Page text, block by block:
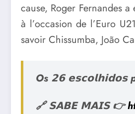
cause, Roger Fernandes
à l’occasion de l’Euro
savoir Chissumba, João
Os 𝟮𝟲 𝗲𝘀𝗰𝗼𝗹𝗵𝗶𝗱𝗼𝘀
🔗 𝗦𝗔𝗕𝗘 𝗠𝗔𝗜𝗦 👉